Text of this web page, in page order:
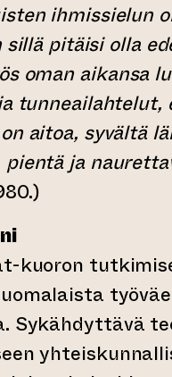
ihmissielun
sillä pitäisi olla
oman aikansa
tunneailahtelut,
aitoa, syvältä
ja
kuoron
Sykähdyttävä